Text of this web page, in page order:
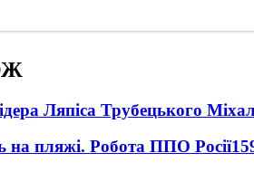
Ляпіса Трубецького
на пляжі. Робота ППО Росії